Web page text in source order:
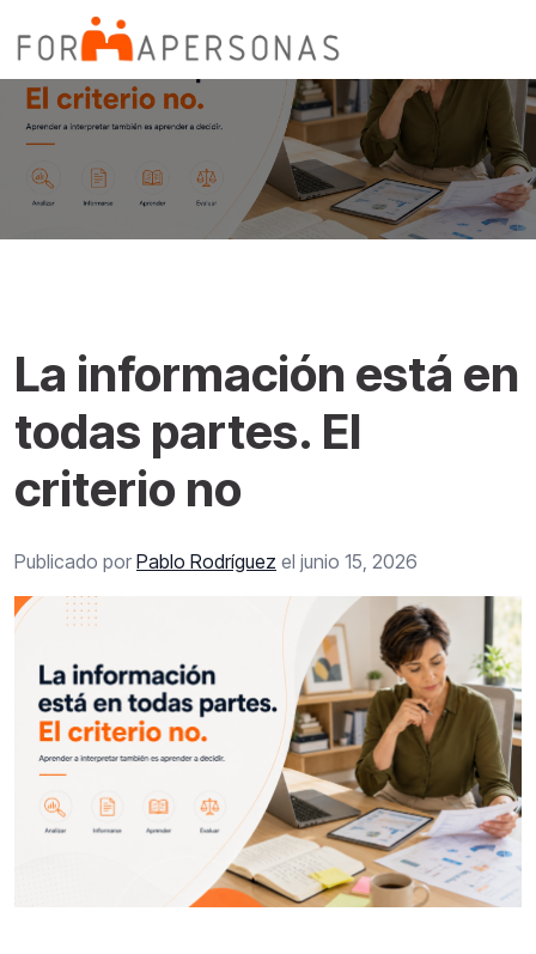
La información está en
todas partes. El
criterio no
Publicado por Pablo Rodríguez el junio 15, 2026